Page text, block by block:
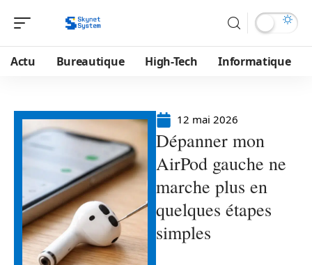
Actu Bureautique High-Tech Informatique
12 mai 2026
Dépanner mon
AirPod gauche ne
marche plus en
quelques étapes
simples